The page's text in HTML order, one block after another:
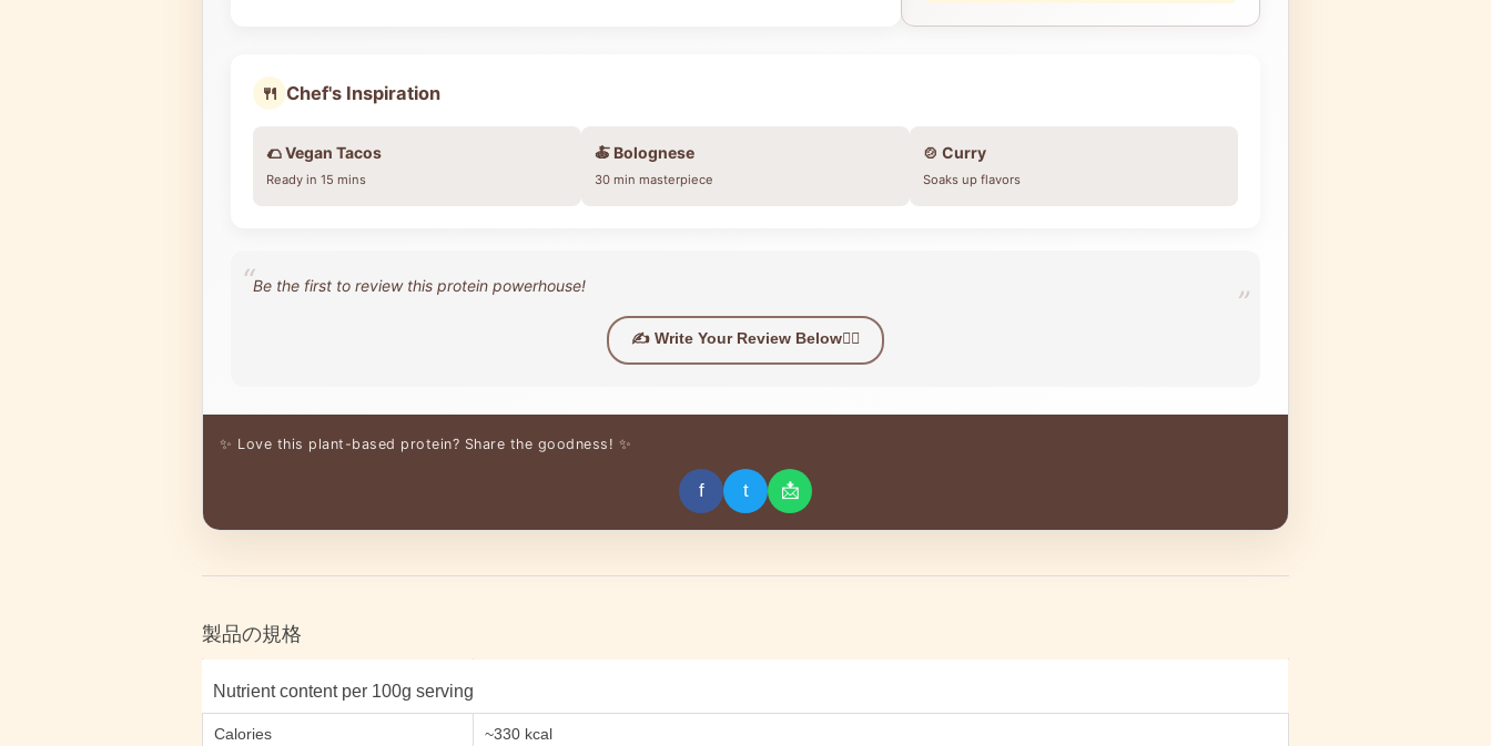
🍴 Chef's Inspiration
🌮 Vegan Tacos
Ready in 15 mins
🍝 Bolognese
30 min masterpiece
🍲 Curry
Soaks up flavors
“Be the first to review this protein powerhouse! ”
✍️ Write Your Review Below👇🏼
✨ Love this plant-based protein? Share the goodness! ✨
f t 📩
製品の規格
Nutrient content per 100g serving
Calories ~330 kcal